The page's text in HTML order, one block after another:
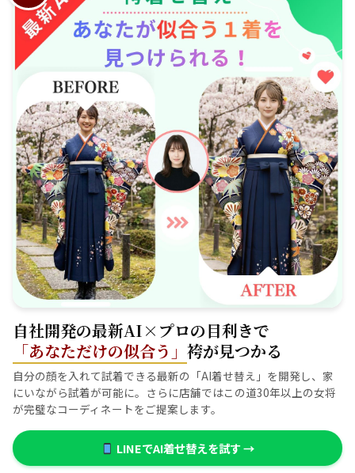
自社開発の最新AI×プロの目利きで
「あなただけの似合う」 袴が見つかる
自分の顔を入れて試着できる最新の「AI着せ替え」を開発し、家
にいながら試着が可能に。さらに店舗ではこの道30年以上の女将
が完璧なコーディネートをご提案します。
LINEでAI着せ替えを試す →